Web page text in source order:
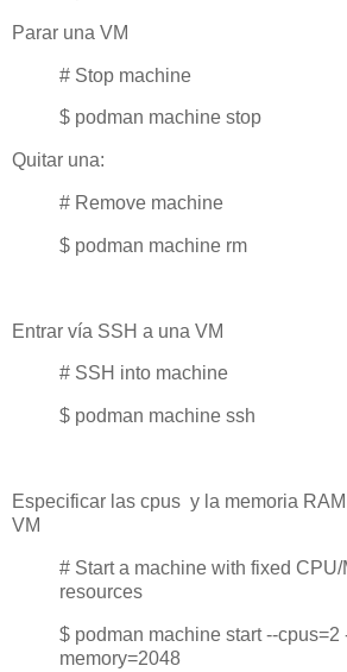
Parar una VM
# Stop machine
$ podman machine stop
Quitar una:
# Remove machine
$ podman machine rm
Entrar vía SSH a una VM
# SSH into machine
$ podman machine ssh
Especificar las cpus y la memoria
VM
# Start a machine with fixed CPU/
resources
$ podman machine start --cpus=2
memory=2048